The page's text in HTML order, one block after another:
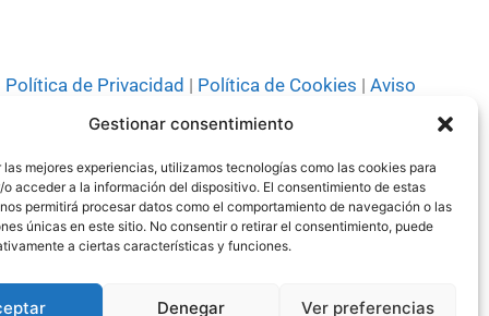
Gestionar consentimiento
las mejores experiencias, utilizamos tecnologías como las cookies para
o acceder a la información del dispositivo. El consentimiento de estas
permitirá procesar datos como el comportamiento de navegación o las
únicas en este sitio. No consentir o retirar el consentimiento, puede
a ciertas características y funciones.
Denegar Ver preferencias
Política de Privacidad | Política de Cookies | Aviso
Legal
Codi ètic| Tarifes de Publicitat
© Tots els drets reservats 2024